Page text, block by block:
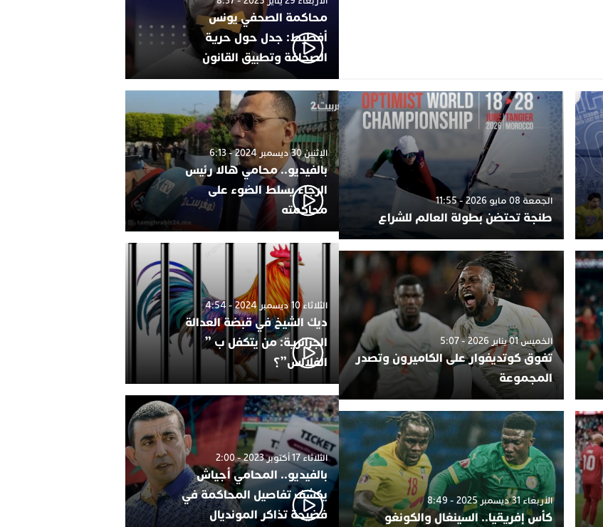
الجمعة 08 مايو 2026 - 11:55
طنجة تحتضن بطولة العالم للشراع
الخميس 01 يناير 2026 - 5:07
تفوق كوتديفوار على الكاميرون وتصدر
المجموعة
الأربعاء 31 ديسمبر 2025 - 8:49
كأس إفريقيا.. السينغال والكونغو
محاكمة الصحفي يونس
أفطيط: جدل حول حرية
الصحافة وتطبيق القانون
الإثنين 30 ديسمبر 2024 - 6:13
بالفيديو.. محامي هالا رئيس
الرجاء يسلط الضوء على
محاكمته
الثلاثاء 10 ديسمبر 2024 - 4:54
ديك الشيخ في قبضة العدالة
الجزائرية: من يتكفل ب ”
الفلالس”؟
الثلاثاء 17 أكتوبر 2023 - 2:00
بالفيديو.. المحامي أجياش
يكشف تفاصيل المحاكمة في
فضيحة تذاكر المونديال